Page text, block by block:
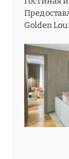
Golden